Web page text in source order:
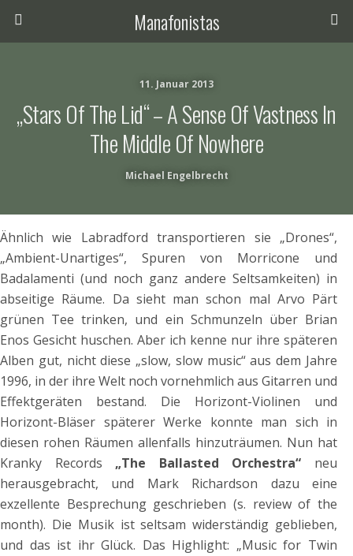
Manafonistas
11. Januar 2013
„Stars Of The Lid“ – A Sense Of Vastness In
The Middle Of Nowhere
Michael Engelbrecht
Ähnlich wie Labradford transportieren sie „Drones“,
„Ambient-Unartiges“, Spuren von Morricone und
Badalamenti (und noch ganz andere Seltsamkeiten) in
abseitige Räume. Da sieht man schon mal Arvo Pärt
grünen Tee trinken, und ein Schmunzeln über Brian
Enos Gesicht huschen. Aber ich kenne nur ihre späteren
Alben gut, nicht diese „slow, slow music“ aus dem Jahre
1996, in der ihre Welt noch vornehmlich aus Gitarren und
Effektgeräten bestand. Die Horizont-Violinen und
Horizont-Bläser späterer Werke konnte man sich in
diesen rohen Räumen allenfalls hinzuträumen. Nun hat
Kranky Records „The Ballasted Orchestra“ neu
herausgebracht, und Mark Richardson dazu eine
exzellente Besprechung geschrieben (s. review of the
month). Die Musik ist seltsam widerständig geblieben,
und das ist ihr Glück. Das Highlight: „Music for Twin